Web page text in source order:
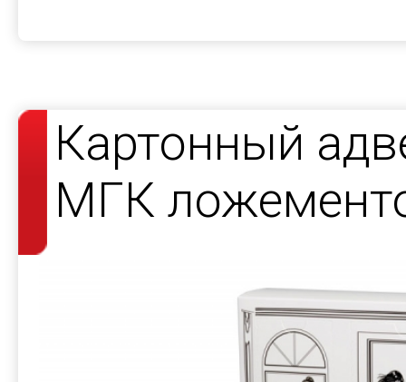
Картонный
МГК